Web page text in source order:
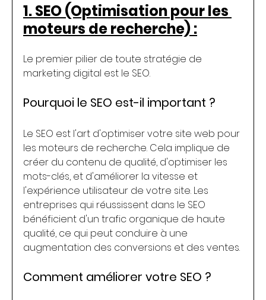
1. SEO (Optimisation pour les
moteurs de recherche) :
Le premier pilier de toute stratégie de
marketing digital est le SEO.
Pourquoi le SEO est-il important ?
Le SEO est l'art d'optimiser votre site web pour
les moteurs de recherche. Cela implique de
créer du contenu de qualité, d'optimiser les
mots-clés, et d'améliorer la vitesse et
l'expérience utilisateur de votre site. Les
entreprises qui réussissent dans le SEO
bénéficient d'un trafic organique de haute
qualité, ce qui peut conduire à une
augmentation des conversions et des ventes.
Comment améliorer votre SEO ?